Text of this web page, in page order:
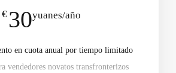
€ 30yuanes/año
en cuota anual por tiempo limitado
vendedores novatos transfronterizos